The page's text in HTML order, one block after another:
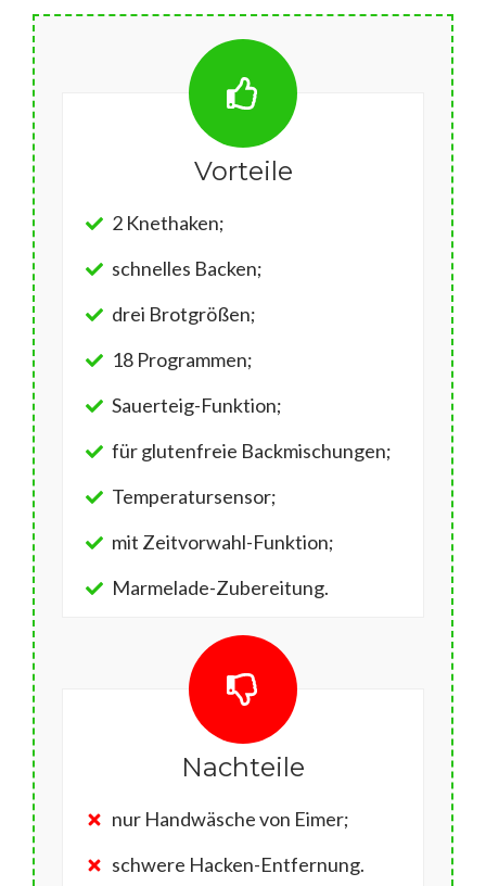
Vorteile
2 Knethaken;
schnelles Backen;
drei Brotgrößen;
18 Programmen;
Sauerteig-Funktion;
für glutenfreie Backmischungen;
Temperatursensor;
mit Zeitvorwahl-Funktion;
Marmelade-Zubereitung.
Nachteile
nur Handwäsche von Eimer;
schwere Hacken-Entfernung.